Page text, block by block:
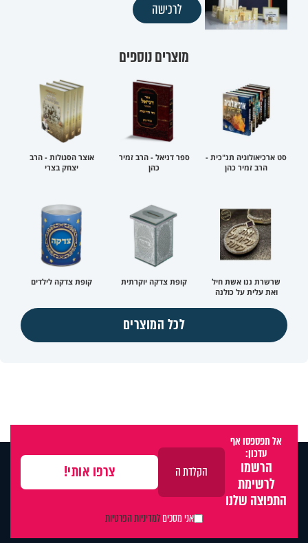
לרכישה
מוצרים נוספים
סט ארכיאולוגיה תנ"כית -
הרב זמיר כהן
ספר דניאל - הרב זמיר
כהן
אוצר הסגולות - הרב
יצחק בצרי
שרשרת ננו אשת חיל
ואת עלית על כולנה
קופת צדקה יוקרתית קופת צדקה לילדים
לכל המוצרים
אל תפספסו אף
עדכון:
הרשמו
לרשימת
התפוצה שלנו
אני מסכיםלמדיניות הפרטיות